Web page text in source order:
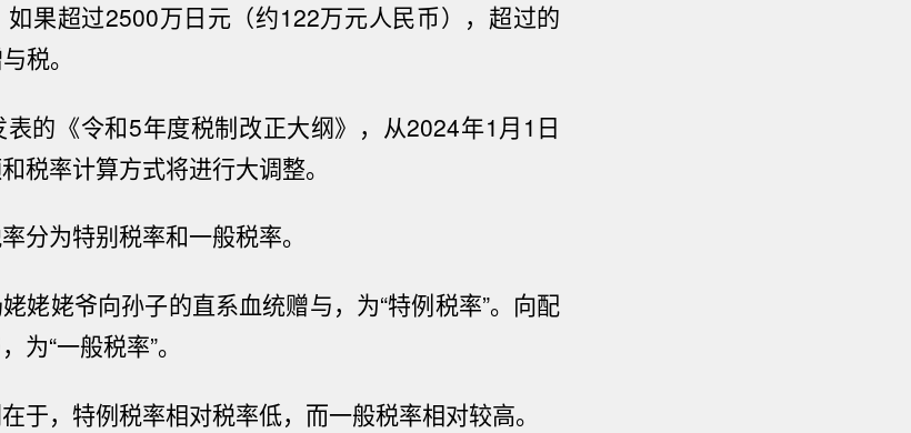
如果超过2500万日元（约122万元人民币），超过的
税。
的《令和5年度税制改正大纲》，从2024年1 月 1 日
税率计算方式将进行大调整。
分为特别税率和一般税率。
姥姥爷向孙子的直系血统赠与，为“特例税率”。向配
为“一般税率”。
于，特例税率相对税率低，而一般税率相对较高。